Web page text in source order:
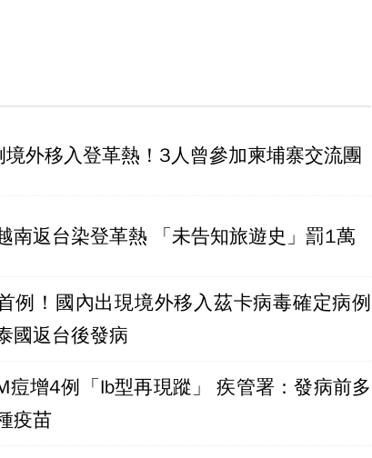
境外移入登革熱！3人曾參加柬埔寨交流團
南返台染登革熱 「未告知旅遊史」罰1萬
例！國內出現境外移入茲卡病毒確定病例
國返台後發病
痘增4例「Ib型再現蹤」 疾管署：發病前多
疫苗